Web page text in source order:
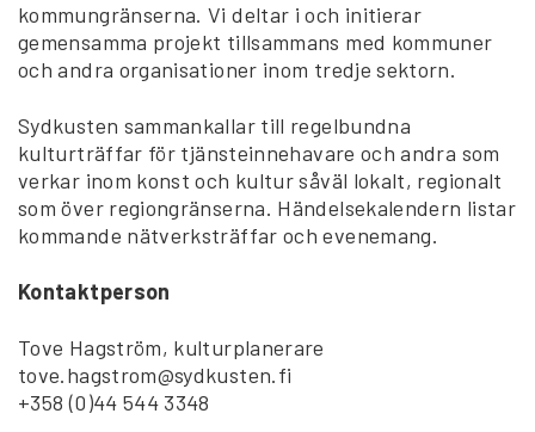
kommungränserna. Vi deltar i och initierar
gemensamma projekt tillsammans med kommuner
och andra organisationer inom tredje sektorn.
Sydkusten sammankallar till regelbundna
kulturträffar för tjänsteinnehavare och andra som
verkar inom konst och kultur såväl lokalt, regionalt
som över regiongränserna. Händelsekalendern listar
kommande nätverksträffar och evenemang.
Kontaktperson
Tove Hagström, kulturplanerare
tove.hagstrom@sydkusten.fi
+358 (0)44 544 3348